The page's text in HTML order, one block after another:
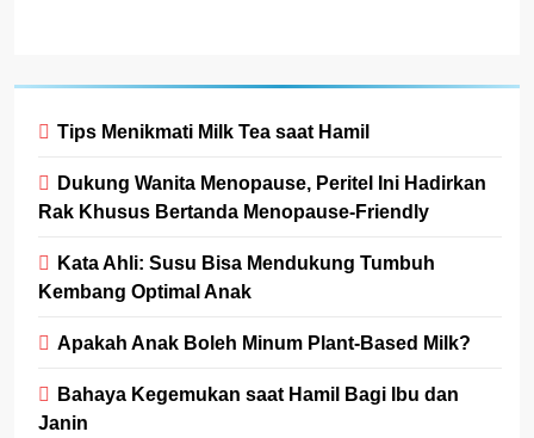
Tips Menikmati Milk Tea saat Hamil
Dukung Wanita Menopause, Peritel Ini Hadirkan
Rak Khusus Bertanda Menopause-Friendly
Kata Ahli: Susu Bisa Mendukung Tumbuh
Kembang Optimal Anak
Apakah Anak Boleh Minum Plant-Based Milk?
Bahaya Kegemukan saat Hamil Bagi Ibu dan
Janin